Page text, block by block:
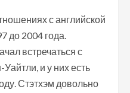
с английской
до 2004 года.
встречаться с
и у них есть
Стэтхэм довольно